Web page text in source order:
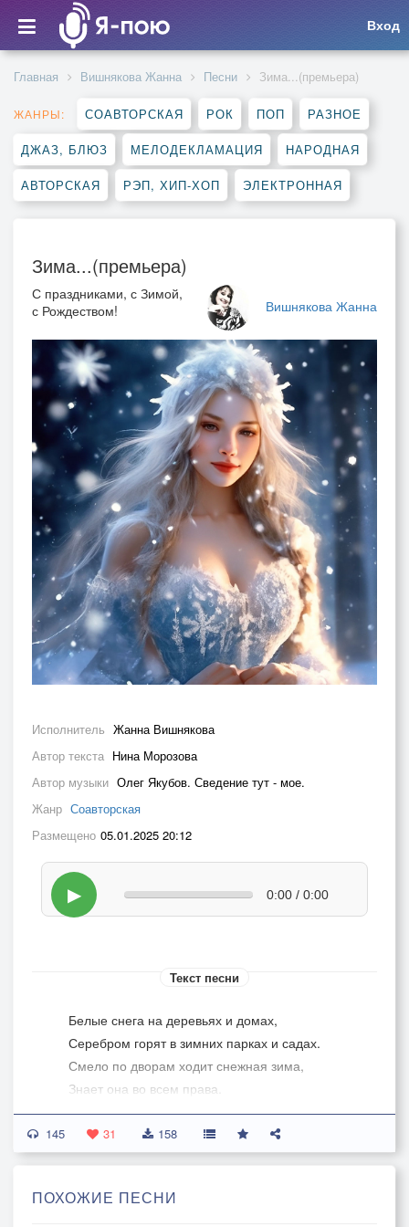
Вход
Главная Вишнякова Жанна Песни Зима...(премьера)
ЖАНРЫ: СОАВТОРСКАЯ РОК ПОП РАЗНОЕ
ДЖАЗ, БЛЮЗ МЕЛОДЕКЛАМАЦИЯ НАРОДНАЯ
АВТОРСКАЯ РЭП, ХИП-ХОП ЭЛЕКТРОННАЯ
Зима...(премьера)
Вишнякова Жанна
С праздниками, с Зимой,
с Рождеством!
Исполнитель Жанна Вишнякова
Автор текста Нина Морозова
Автор музыки Олег Якубов. Сведение тут - мое.
Жанр Соавторская
Размещено 05.01.2025 20:12
▶ 0:00 / 0:00
Текст песни
Белые снега на деревьях и домах,
Серебром горят в зимних парках и садах.
Смело по дворам ходит снежная зима,
Знает она во всем права.
Припев:
Пусть плохое уйдет и с собою все наши беды
заберет,
Пусть для нас впереди светят ярко, как маяк,
145 31 158
ПОХОЖИЕ ПЕСНИ